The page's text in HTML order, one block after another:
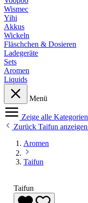
Wismec
Yihi
Akkus
Wickeln
Fläschchen & Dosieren
Ladegeräte
Sets
Aromen
Liquids
Menü
Zeige alle Kategorien
Zurück Taifun anzeigen
Aromen
Taifun
Taifun